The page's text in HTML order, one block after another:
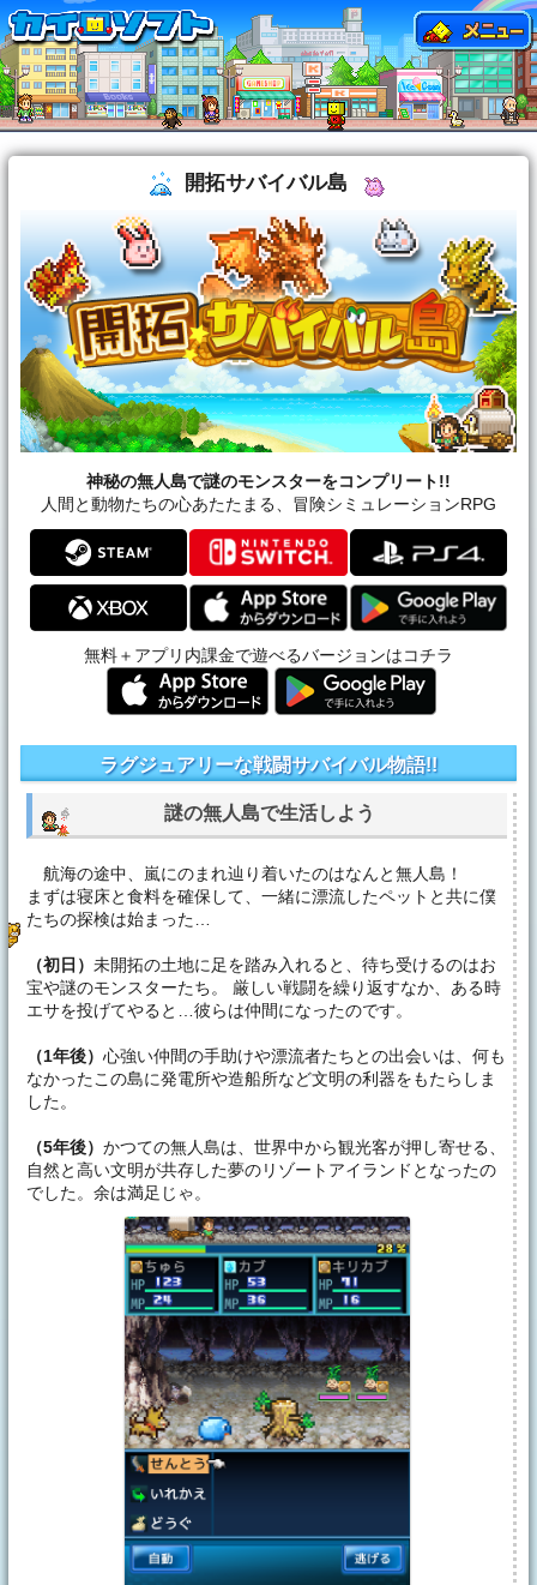
開拓サバイバル島
神秘の無人島で謎のモンスターをコンプリート!!
人間と動物たちの心あたたまる、冒険シミュレーションRPG
無料＋アプリ内課金で遊べるバージョンはコチラ
ラグジュアリーな戦闘サバイバル物語!!
謎の無人島で生活しよう
航海の途中、嵐にのまれ辿り着いたのはなんと無人島！
まずは寝床と食料を確保して、一緒に漂流したペットと共に僕
たちの探検は始まった…
（初日） 未開拓の土地に足を踏み入れると、待ち受けるのはお
宝や謎のモンスターたち。 厳しい戦闘を繰り返すなか、ある時
エサを投げてやると…彼らは仲間になったのです。
（1年後） 心強い仲間の手助けや漂流者たちとの出会いは、何も
なかったこの島に発電所や造船所など文明の利器をもたらしま
した。
（5年後） かつての無人島は、世界中から観光客が押し寄せる、
自然と高い文明が共存した夢のリゾートアイランドとなったの
でした。余は満足じゃ。